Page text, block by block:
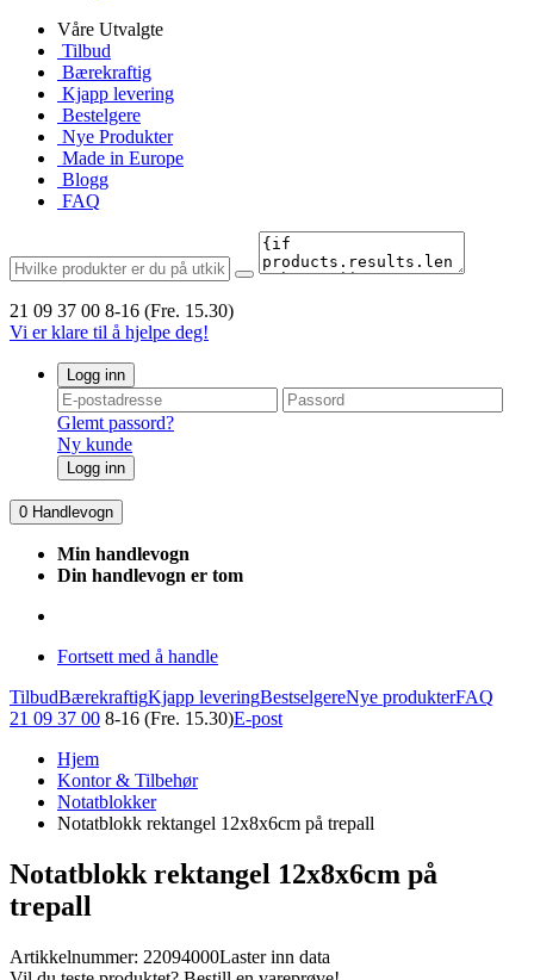
Våre Utvalgte
Tilbud
Bærekraftig
Kjapp levering
Bestelgere
Nye Produkter
Made in Europe
Blogg
FAQ
21 09 37 00 8-16 (Fre. 15.30)
Vi er klare til å hjelpe deg!
Logg inn
Glemt passord?
Ny kunde
Logg inn
0 Handlevogn
Min handlevogn
Din handlevogn er tom
Fortsett med å handle
TilbudBærekraftigKjapp leveringBestselgereNye produkterFAQ
21 09 37 00 8-16 (Fre. 15.30)E-post
Hjem
Kontor & Tilbehør
Notatblokker
Notatblokk rektangel 12x8x6cm på trepall
Notatblokk rektangel 12x8x6cm på
trepall
Artikkelnummer: 22094000Laster inn data